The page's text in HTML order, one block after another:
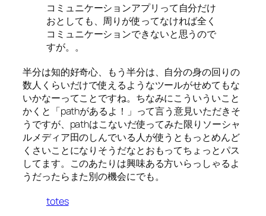
コミュニケーションアプリって自分だけ
おとしても、周りが使ってなければ全く
コミュニケーションできないと思うので
すが。。
半分は知的好奇心、もう半分は、自分の身の回りの
数人くらいだけで使えるようなツールがせめてもな
いかなーってことですね。ちなみにこういういこと
かくと「pathがあるよ！」って言う意見いただきそ
うですが、pathはこないだ使ってみた限りソーシャ
ルメディア田のしんでいる人が使うともっとめんど
くさいことになりそうだなとおもってちょっとパス
してます。このあたりは興味ある方いらっしゃるよ
うだったらまた別の機会にでも。
totes